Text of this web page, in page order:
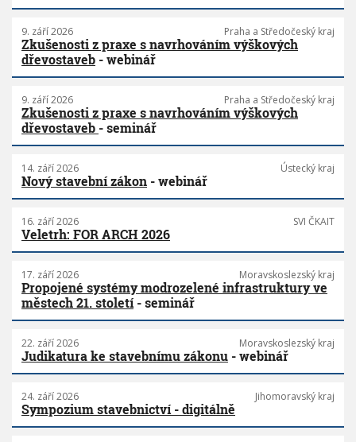
9. září 2026 Praha a Středočeský kraj
Zkušenosti z praxe s navrhováním výškových
dřevostaveb - webinář
9. září 2026 Praha a Středočeský kraj
Zkušenosti z praxe s navrhováním výškových
dřevostaveb - seminář
14. září 2026 Ústecký kraj
Nový stavební zákon - webinář
16. září 2026 SVI ČKAIT
Veletrh: FOR ARCH 2026
17. září 2026 Moravskoslezský kraj
Propojené systémy modrozelené infrastruktury ve
městech 21. století - seminář
22. září 2026 Moravskoslezský kraj
Judikatura ke stavebnímu zákonu - webinář
24. září 2026 Jihomoravský kraj
Sympozium stavebnictví - digitálně